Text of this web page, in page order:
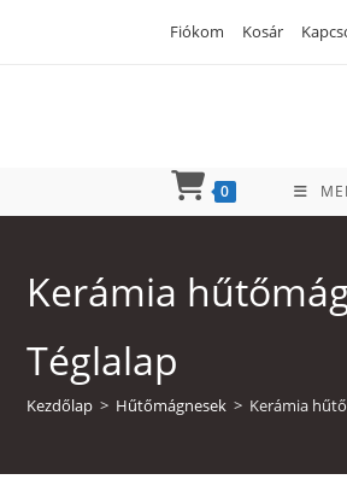
Fiókom Kosár
0
Kerámia
Téglalap
Kezdőlap > Hűtőmágnesek > Kerámia